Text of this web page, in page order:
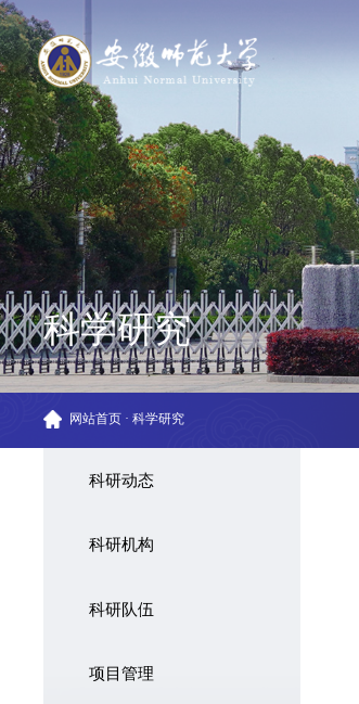
科学研究
网站首页 · 科学研究
科研动态
科研机构
科研队伍
项目管理